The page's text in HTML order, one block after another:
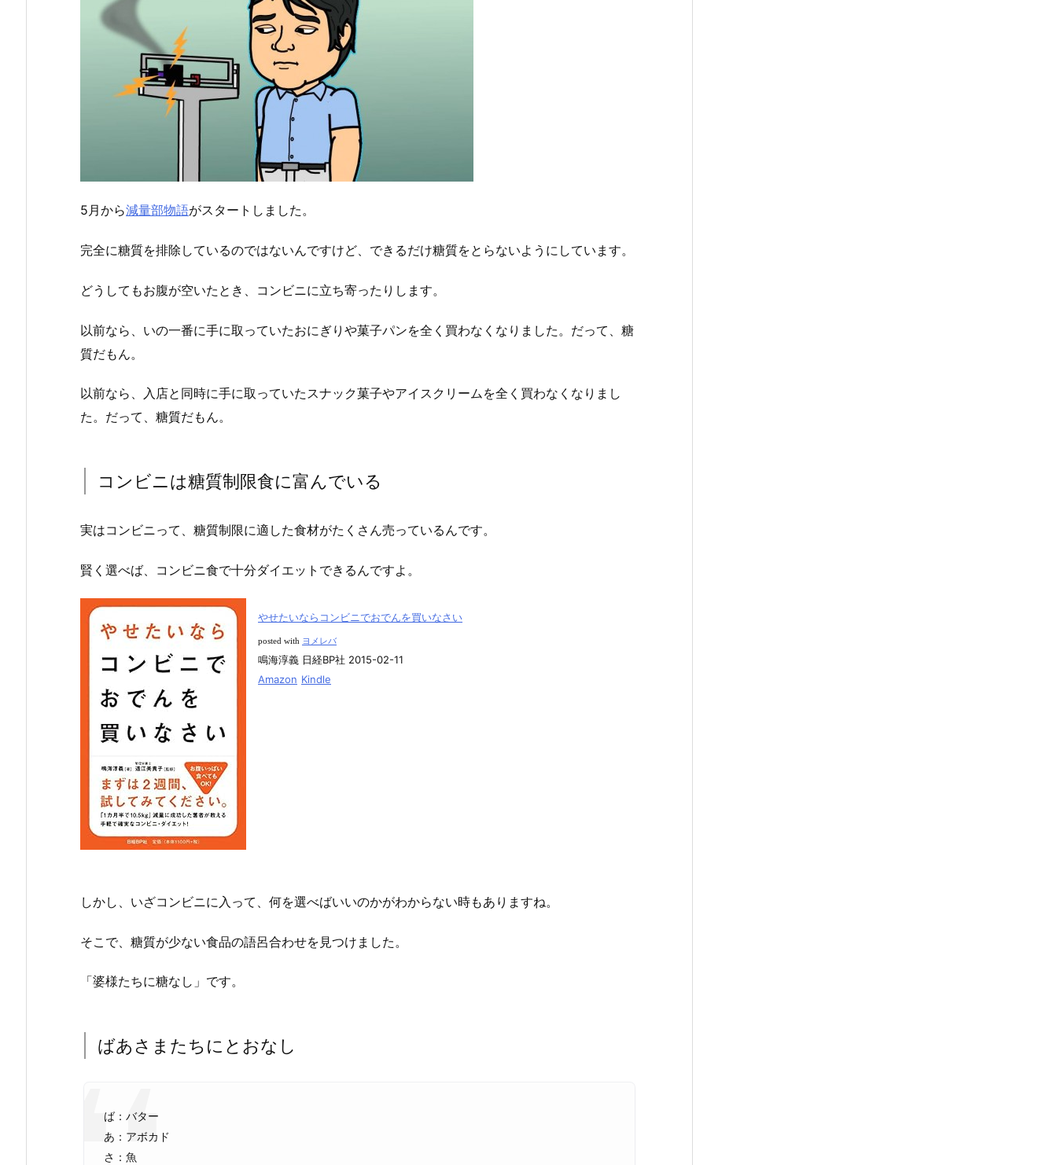
5月から減量部物語がスタートしました。
完全に糖質を排除しているのではないんですけど、できるだけ糖質をとらないようにしています。
どうしてもお腹が空いたとき、コンビニに立ち寄ったりします。
以前なら、いの一番に手に取っていたおにぎりや菓子パンを全く買わなくなりました。だって、糖
質だもん。
以前なら、入店と同時に手に取っていたスナック菓子やアイスクリームを全く買わなくなりまし
た。だって、糖質だもん。
コンビニは糖質制限食に富んでいる
実はコンビニって、糖質制限に適した食材がたくさん売っているんです。
賢く選べば、コンビニ食で十分ダイエットできるんですよ。
やせたいならコンビニでおでんを買いなさい
posted with ヨメレバ
鳴海淳義 日経BP社 2015-02-11
Amazon Kindle
しかし、いざコンビニに入って、何を選べばいいのかがわからない時もありますね。
そこで、糖質が少ない食品の語呂合わせを見つけました。
「婆様たちに糖なし」です。
ばあさまたちにとおなし
ば：バター
あ：アボカド
さ：魚